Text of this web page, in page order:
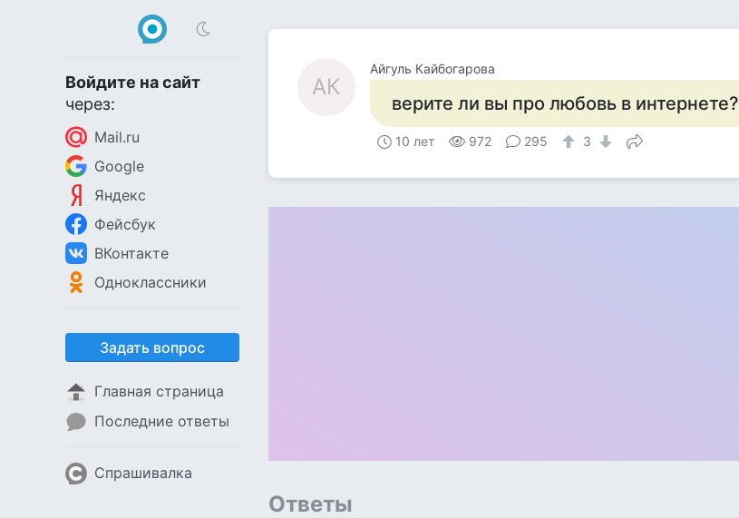
Войдите на сайт
через:
Mail.ru
Google
Яндекс
Фейсбук
ВКонтакте
Одноклассники
Задать вопрос
Главная страница
Последние ответы
Спрашивалка
АК
Айгуль Кайбогарова
верите ли вы про любовь в интернете?
10 лет 972 295 3
Ответы